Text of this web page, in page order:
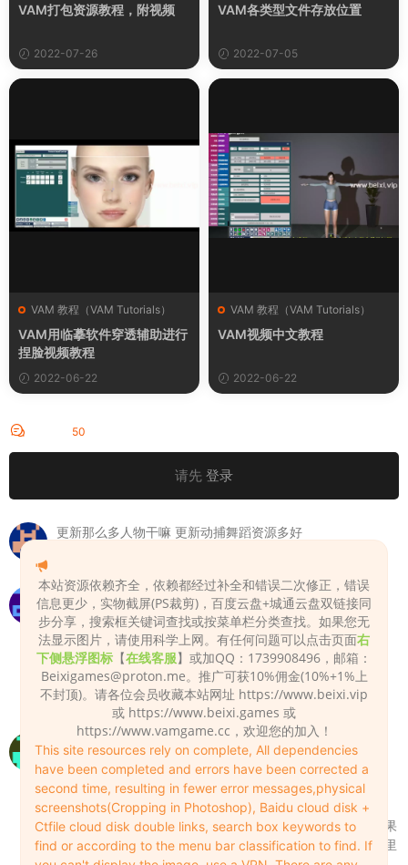
VAM打包资源教程，附视频
2022-07-26
VAM各类型文件存放位置
2022-07-05
VAM 教程（VAM Tutorials）
VAM用临摹软件穿透辅助进行
捏脸视频教程
2022-06-22
VAM 教程（VAM Tutorials）
VAM视频中文教程
2022-06-22
50
请先 登录
更新那么多人物干嘛 更新动捕舞蹈资源多好
这样只有外观，没有头发，怎么办？
lvyu 2023-02-09 0
先保存的外观的资源还是要继续放在
addonpackages里，不能删除。
Admin 2023-02-09 1
VAM怎么加载VAR的插件啊大佬
lucrdatrayaj 2023-07-03 0
var文件放入addonpackages文件夹，在VAM里点
人物再点插件，选择插件文件，就可以加载了。如果
是场景用的插件，就在主菜单场景插件或会话插件里
本站资源依赖齐全，依赖都经过补全和错误二次修正，错误
信息更少，实物截屏(PS裁剪)，百度云盘+城通云盘双链接同
步分享，搜索框关键词查找或按菜单栏分类查找。如果您无
法显示图片，请使用科学上网。有任何问题可以点击页面右
下侧悬浮图标 【在线客服】或加QQ：1739908496，邮箱：
Beixigames@proton.me。推广可获10%佣金(10%+1%上
不封顶)。请各位会员收藏本站网址 https://www.beixi.vip
或 https://www.beixi.games 或
https://www.vamgame.cc，欢迎您的加入！
This site resources rely on complete, All dependencies
have been completed and errors have been corrected a
second time, resulting in fewer error messages,physical
screenshots(Cropping in Photoshop), Baidu cloud disk +
Ctfile cloud disk double links, search box keywords to
find or according to the menu bar classification to find. If